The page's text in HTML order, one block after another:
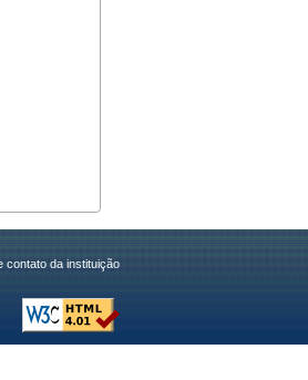
contato da instituição